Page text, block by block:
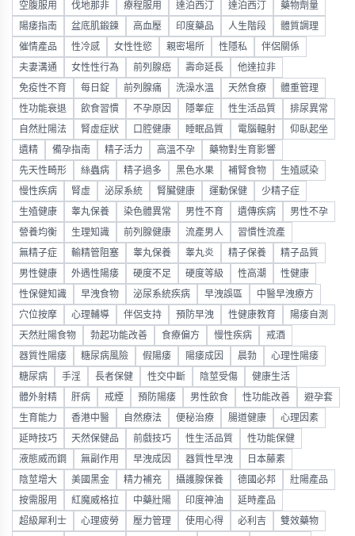
空腹服用 伐地那非 療程服用 達泊西汀 達泊西汀 藥物劑量
陽痿指南 盆底肌鍛鍊 高血壓 印度藥品 人生階段 體質調理
催情產品 性冷感 女性性慾 親密場所 性隱私 伴侶關係
夫妻溝通 女性性行為 前列腺癌 壽命延長 他達拉非
免疫性不育 每日錠 前列腺痛 洗澡水溫 天然食療 體重管理
性功能衰退 飲食習慣 不孕原因 隱睾症 性生活品質 排尿異常
自然壯陽法 腎虛症狀 口腔健康 睡眠品質 電腦輻射 仰臥起坐
遺精 備孕指南 精子活力 高溫不孕 藥物對生育影響
先天性畸形 絲蟲病 精子過多 黑色水果 補腎食物 生殖感染
慢性疾病 腎虛 泌尿系統 腎臟健康 運動保健 少精子症
生殖健康 睾丸保養 染色體異常 男性不育 遺傳疾病 男性不孕
營養均衡 生理知識 前列腺健康 流產男人 習慣性流產
無精子症 輸精管阻塞 睾丸保養 睾丸炎 精子保養 精子品質
男性健康 外遇性陽痿 硬度不足 硬度等級 性高潮 性健康
性保健知識 早洩食物 泌尿系統疾病 早洩誤區 中醫早洩療方
穴位按摩 心理輔導 伴侶支持 預防早洩 性健康教育 陽痿自測
天然壯陽食物 勃起功能改善 食療偏方 慢性疾病 戒酒
器質性陽痿 糖尿病風險 假陽痿 陽痿成因 晨勃 心理性陽痿
糖尿病 手淫 長者保健 性交中斷 陰莖受傷 健康生活
體外射精 肝病 戒煙 預防陽痿 男性飲食 性功能改善 避孕套
生育能力 香港中醫 自然療法 便秘治療 腸道健康 心理因素
延時技巧 天然保健品 前戲技巧 性生活品質 性功能保健
液態威而鋼 無副作用 早洩成因 器質性早洩 日本藤素
陰莖增大 美國黑金 精力補充 攝護腺保養 德國必邦 壯陽產品
按需服用 紅魔威格拉 中藥壯陽 印度神油 延時產品
超級犀利士 心理疲勞 壓力管理 使用心得 必利吉 雙效藥物